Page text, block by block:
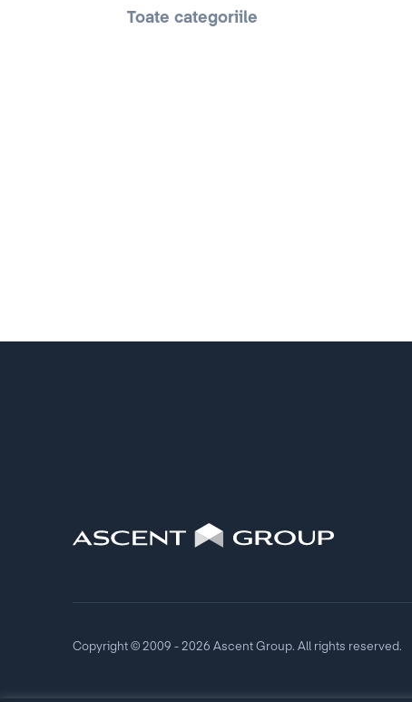
Toate categoriile
Copyright © 2009 - 2026 Ascent Group. All rights reserved.